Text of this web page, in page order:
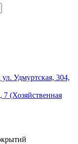
Удмуртская, 304,
(Хозяйственная